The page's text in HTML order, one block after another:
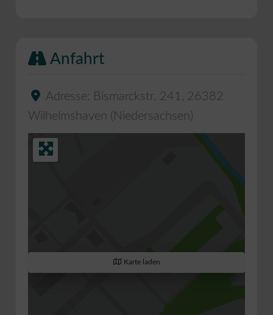
Anfahrt
Adresse: Bismarckstr. 241 , 26382
Wilhelmshaven ( Niedersachsen)
Karte laden